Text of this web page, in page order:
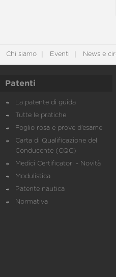
Chi siamo Eventi News e
Patenti
La patente di guida
Tutte le pratiche
Foglio rosa e prove d’esame
Carta di Qualificazione del
Conducente (CQC)
Medici Certificatori - Novità
Modulistica
Patente nautica
Normativa